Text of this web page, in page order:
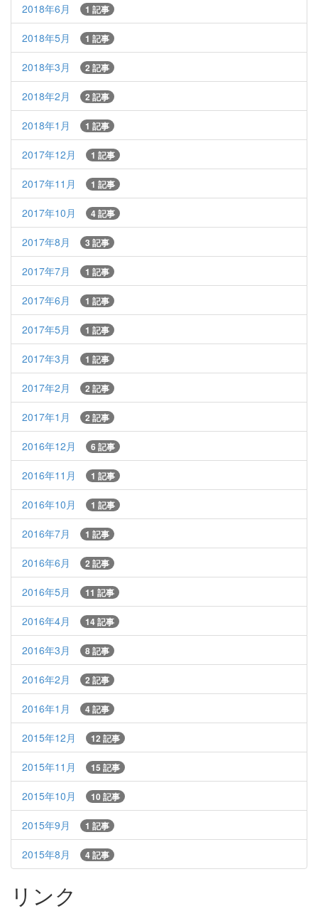
2018年6月 1 記事
2018年5月 1 記事
2018年3月 2 記事
2018年2月 2 記事
2018年1月 1 記事
2017年12月 1 記事
2017年11月 1 記事
2017年10月 4 記事
2017年8月 3 記事
2017年7月 1 記事
2017年6月 1 記事
2017年5月 1 記事
2017年3月 1 記事
2017年2月 2 記事
2017年1月 2 記事
2016年12月 6 記事
2016年11月 1 記事
2016年10月 1 記事
2016年7月 1 記事
2016年6月 2 記事
2016年5月 11 記事
2016年4月 14 記事
2016年3月 8 記事
2016年2月 2 記事
2016年1月 4 記事
2015年12月 12 記事
2015年11月 15 記事
2015年10月 10 記事
2015年9月 1 記事
2015年8月 4 記事
リンク